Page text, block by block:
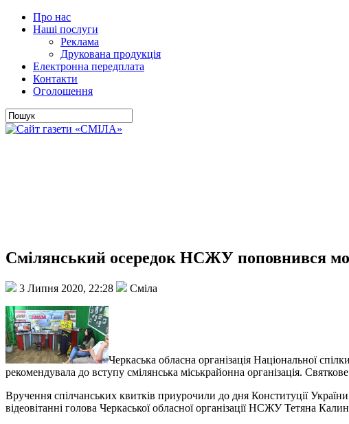
Про нас
Наші послуги
Реклама
Друкована продукція
Електронна передплата
Контакти
Оголошення
Смілянський осередок НСЖУ поповнився
3 Липня 2020, 22:28 Сміла
Черкаська обласна організація Національної
рекомендувала до вступу смілянська міськрайонна організація.
Вручення спілчанських квитків приурочили до дня Конституції
відеовітанні голова Черкаської обласної організації НСЖУ Тетяна